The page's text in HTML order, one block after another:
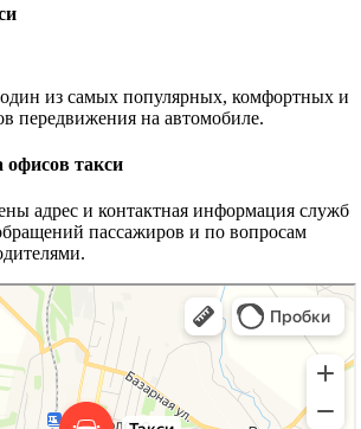
из самых популярных, комфортных и
передвижения на автомобиле.
офисов такси
адрес и контактная информация служб
пассажиров и по вопросам